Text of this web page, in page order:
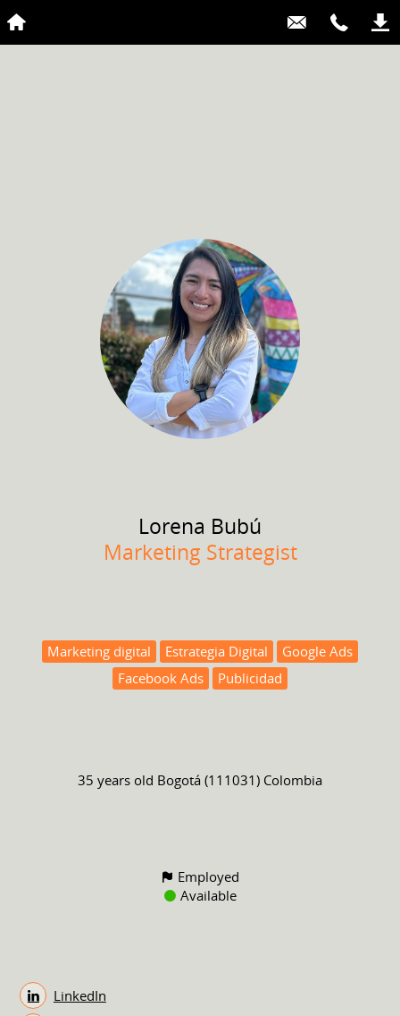
Lorena Bubú
Marketing Strategist
Marketing digital Estrategia Digital
Google Ads
Facebook Ads
Publicidad
35 years old Bogotá (111031) Colombia
Employed
Available
LinkedIn